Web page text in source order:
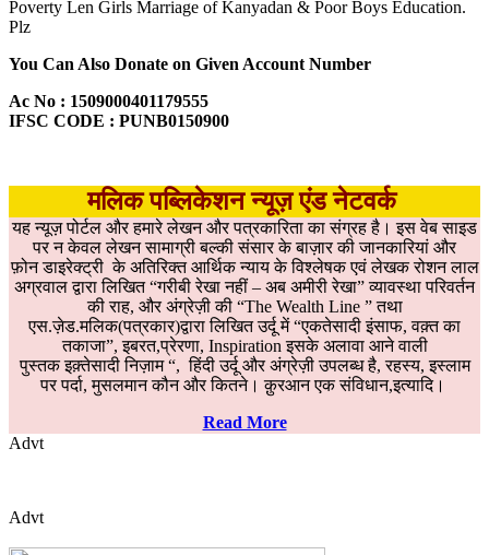
Poverty Len Girls Marriage of Kanyadan & Poor Boys Education.
Plz
You Can Also Donate on Given Account Number
Ac No : 1509000401179555
IFSC CODE : PUNB0150900
मलिक पब्लिकेशन न्यूज़ एंड नेटवर्क
यह न्यूज़ पोर्टल और हमारे लेखन और पत्रकारिता का संग्रह है। इस वेब साइड
पर न केवल लेखन सामाग्री बल्की संसार के बाज़ार की जानकारियां और
फ़ोन डाइरेक्ट्री के अतिरिक्त आर्थिक न्याय के विश्लेषक एवं लेखक रोशन लाल
अग्रवाल द्वारा लिखित “गरीबी रेखा नहीं – अब अमीरी रेखा” व्यावस्था परिवर्तन
की राह, और अंग्रेज़ी की “The Wealth Line ” तथा
एस.ज़ेड.मलिक(पत्रकार)द्वारा लिखित उर्दू में “एकतेसादी इंसाफ, वक़्त का
तकाजा”, इबरत,प्रेरणा, Inspiration इसके अलावा आने वाली
पुस्तक इक़्तेसादी निज़ाम “, हिंदी उर्दू और अंग्रेज़ी उपलब्ध है, रहस्य, इस्लाम
पर पर्दा, मुसलमान कौन और कितने। क़ुरआन एक संविधान,इत्यादि।
Read More
Advt
Advt